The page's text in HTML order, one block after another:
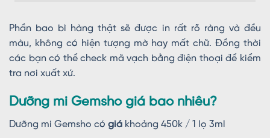
Phần bao bì hàng thật sẽ được in rất rõ ràng và đều
màu, không có hiện tượng mờ hay mất chữ. Đồng thời
các bạn có thể check mã vạch bằng điện thoại để kiểm
tra nơi xuất xứ.
Dưỡng mi Gemsho giá bao nhiêu?
Dưỡng mi Gemsho có giá khoảng 450k / 1 lọ 3ml